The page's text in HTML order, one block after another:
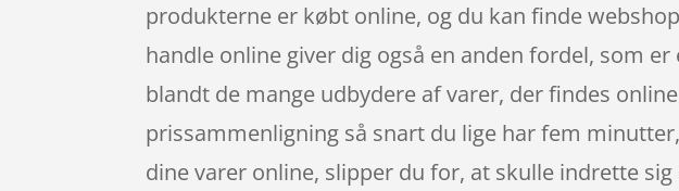
produkterne er købt online, og du kan finde
handle online giver dig også en anden fordel, som
blandt de mange udbydere af varer, der findes
prissammenligning så snart du lige har fem
dine varer online, slipper du for, at skulle indrette